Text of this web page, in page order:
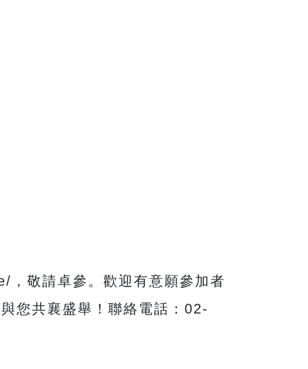
敬請卓參。歡迎有意願參加者
您共襄盛舉！聯絡電話：02-